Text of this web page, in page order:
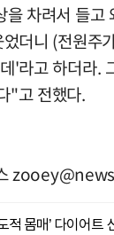
차려서 들고
더니 (전원주
'라고 하더라.
"고 전했다.